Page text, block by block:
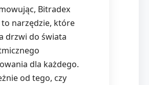
Bitradex
to narzędzie, które
drzwi do świata
dla każdego.
od tego, czy